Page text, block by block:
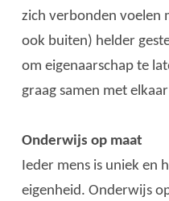
zich verbonden voelen
ook buiten) helder
om eigenaarschap te
graag samen met
Onderwijs op maat
Ieder mens is uniek en
eigenheid. Onderwijs